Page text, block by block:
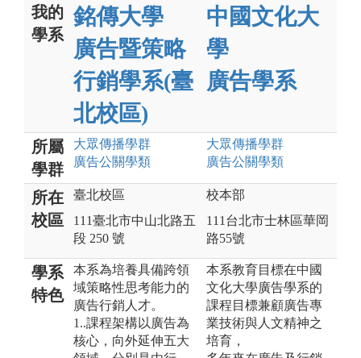
我的
學系
銘傳大學
廣告暨策略
行銷學系(臺
北校區)
中國文化大
學
廣告學系
所屬
學群
大眾傳播學群
廣告公關學類
大眾傳播學群
廣告公關學類
所在
校區
臺北校區
111臺北市中山北路五
段 250 號
校本部
111台北市士林區華岡
路55號
學系
特色
本系為培養具備跨領
域策略性思考能力的
廣告行銷人才。
1..課程架構以廣告為
核心，向外延伸五大
本系教育目標在中國
文化大學廣告學系的
課程目標兼顧廣告專
業技術與人文精神之
培育，